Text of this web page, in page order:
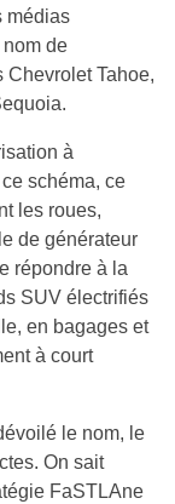
médias
de
Chevrolet Tahoe,
à
schéma, ce
les roues,
de générateur
répondre à la
SUV électrifiés
en bagages et
à court
le nom, le
On sait
FaSTLAne